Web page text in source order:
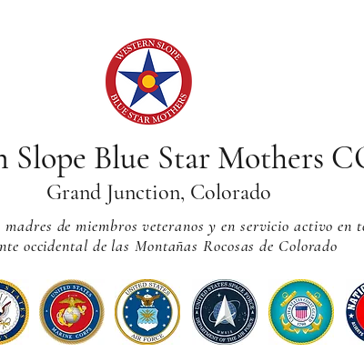
Slope Blue Star Mothers
Grand Junction, Colorado
de miembros veteranos y en servicio activo en
occidental de las Montañas Rocosas de Colorado